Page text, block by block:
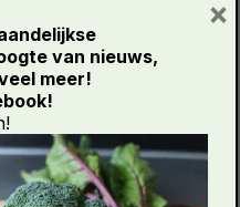
fruit zijn krachtige
Hoe meer
bescherming. Denk
oranje wortelen
(luteïne)
van nieuws,
meer!
×